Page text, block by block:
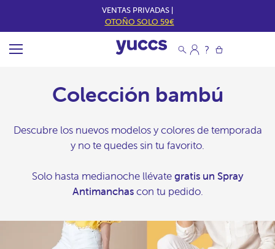
VENTAS PRIVADAS |
OTOÑO SOLO 59€
Colección bambú
Descubre los nuevos modelos y colores de temporada
y no te quedes sin tu favorito.
Solo hasta medianoche llévategratis un Spray
Antimanchascon tu pedido.